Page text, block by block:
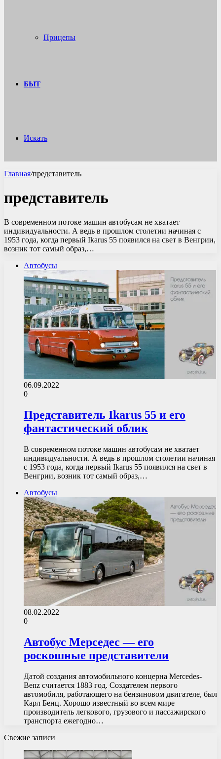
Прицепы
БЫТ
Искать
Главная/представитель
представитель
В современном потоке машин автобусам не хватает
индивидуальности. А ведь в прошлом столетии начиная с
1953 года, когда первый Ikarus 55 появился на свет в Венгрии,
возник тот самый образ,…
Автобусы
06.09.2022
0
Представитель Ikarus 55 и его
фантастический облик
В современном потоке машин автобусам не хватает
индивидуальности. А ведь в прошлом столетии начиная
с 1953 года, когда первый Ikarus 55 появился на свет в
Венгрии, возник тот самый образ,…
Автобусы
08.02.2022
0
Автобус Мерседес — его
роскошные представители
Датой создания автомобильного концерна Mercedes-
Benz считается 1883 год. Создателем первого
автомобиля, работающего на бензиновом двигателе, был
Карл Бенц. Хорошо известный во всем мире
производитель легкового, грузового и пассажирского
транспорта ежегодно…
Свежие записи